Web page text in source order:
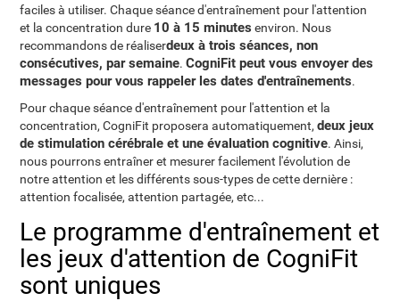
faciles à utiliser. Chaque séance d'entraînement pour l'attention
et la concentration dure 10 à 15 minutes environ. Nous
recommandons de réaliserdeux à trois séances, non
consécutives, par semaine.CogniFit peut vous envoyer des
messages pour vous rappeler les dates d'entraînements.
Pour chaque séance d'entraînement pour l'attention et la
concentration, CogniFit proposera automatiquement,deux jeux
de stimulation cérébrale et une évaluation cognitive. Ainsi,
nous pourrons entraîner et mesurer facilement l'évolution de
notre attention et les différents sous-types de cette dernière :
attention focalisée, attention partagée, etc...
Le programme d'entraînement et
les jeux d'attention de CogniFit
sont uniques